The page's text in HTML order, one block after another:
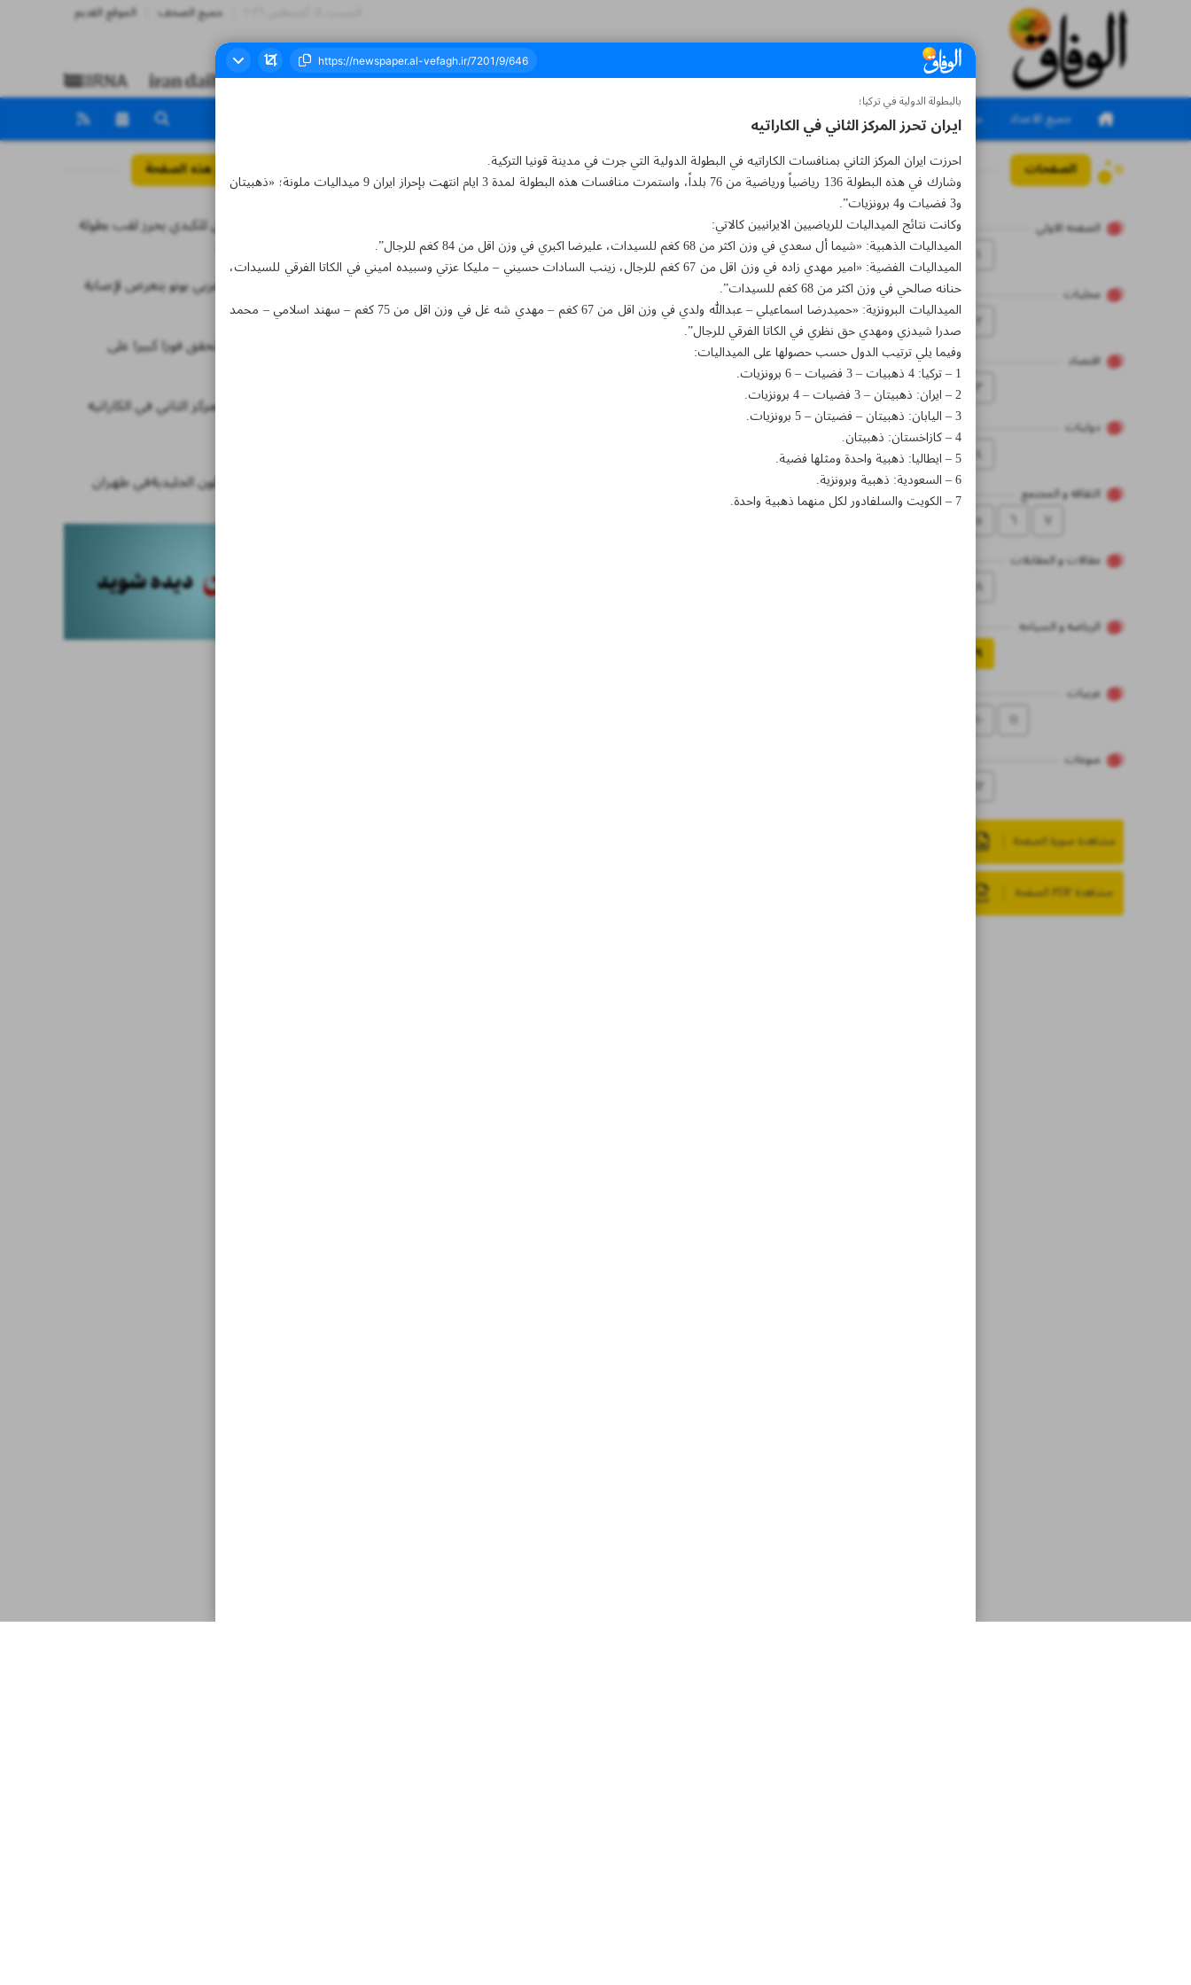
جميع الصحف الموقع القديم
جميع الاعداد جميع الملاحق
الصفحات
الصفحه الاولي
محلیات
۲
اقتصاد
۳
دولیات
٤
الثقاقه و المجتمع
٥ ٦ ۷
مقالات و المقابلات
۸
الریاضه و السیاحه
۹
عربیات
۱۱
منوعات
۱۲
مشاهدة صورة الصفحة
مشاهدة PDF الصفحة
العدد سبعة آلاف ومائتان وواحد - ١٤ مارس ٢٠٢٣ مواضيع هذه الصفحة
منتخب ايران للكبدي يحرز لقب بطولة
الحارس المغربي بونو يتعرض لإصابة
خطيرة
سلة بيروت تحقق فوزا كبيرا على
ايران تحرز المركز الثاني في الكاراتيه
شلالات هاملون الجليديةفي طهران
بالبطولة الدولية في تركيا؛
ايران تحرز المركز الثاني في الكاراتيه
احرزت ايران المركز الثاني بمنافسات الكاراتيه في البطولة الدولية التي جرت في مدينة قونيا التركية.
وشارك في هذه البطولة 136 رياضياً ورياضية من 76 بلداً، واستمرت منافسات هذه البطولة لمدة 3 ايام انتهت بإحراز ايران 9 ميداليات ملونة؛ «ذهبيتان
و3 فضيات و4 برونزيات”.
وكانت نتائج الميداليات للرياضيين الايرانيين كالاتي:
الميداليات الذهبية: «شيما أل سعدي في وزن اكثر من 68 كغم للسيدات، عليرضا اكبري في وزن اقل من 84 كغم للرجال”.
الميداليات الفضية: «امير مهدي زاده في وزن اقل من 67 كغم للرجال، زينب السادات حسيني – مليكا عزتي وسبيده اميني في الكاتا الفرقي للسيدات،
حنانه صالحي في وزن اكثر من 68 كغم للسيدات”.
الميداليات البرونزية: «حميدرضا اسماعيلي – عبدالله ولدي في وزن اقل من 67 كغم – مهدي شه غل في وزن اقل من 75 كغم – سهند اسلامي – محمد
صدرا شيدزي ومهدي حق نظري في الكاتا الفرقي للرجال”.
وفيما يلي ترتيب الدول حسب حصولها على الميداليات:
1 – تركيا: 4 ذهبيات – 3 فضيات – 6 برونزيات.
2 – ايران: ذهبيتان – 3 فضيات – 4 برونزيات.
3 – اليابان: ذهبيتان – فضيتان – 5 برونزيات.
4 – كازاخستان: ذهبيتان.
5 – ايطاليا: ذهبية واحدة ومثلها فضية.
6 – السعودية: ذهبية وبرونزية.
7 – الكويت والسلفادور لكل منهما ذهبية واحدة.